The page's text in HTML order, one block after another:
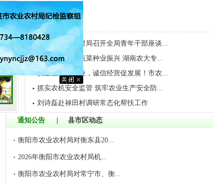
[详情]
衡阳市农业农村局召开全局青年干部座谈...
校地携手赋能蔬菜种业振兴 湖南农大专...
安全生产进企业，诚信经营促发展！市农...
抓实农机安全监管 筑牢农业生产安全防...
刘诗磊赴禄田村调研常态化帮扶工作
通知公告 县市区动态
衡阳市农业农村局对衡东县20...
2026年衡阳市农业农村局机...
衡阳市农业农村局对常宁市、衡...